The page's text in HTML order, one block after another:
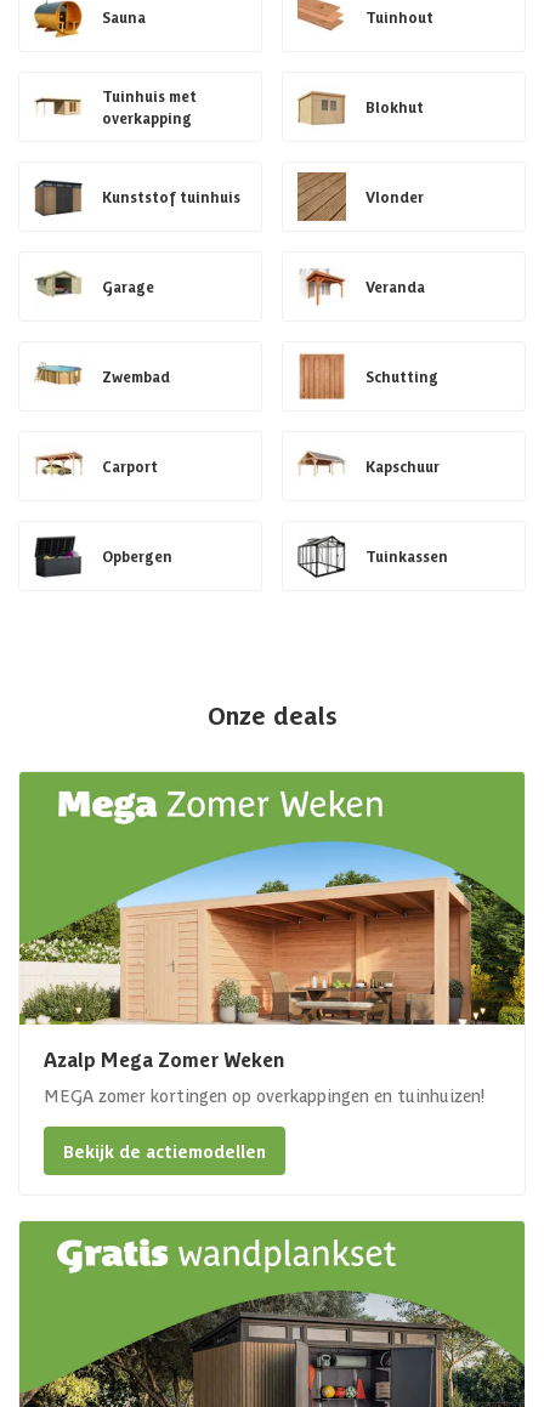
Sauna Tuinhout
Tuinhuis met
overkapping
Blokhut
Kunststof tuinhuis Vlonder
Garage Veranda
Zwembad Schutting
Carport Kapschuur
Opbergen Tuinkassen
Onze deals
Azalp Mega Zomer Weken
MEGA zomer kortingen op overkappingen en tuinhuizen!
Bekijk de actiemodellen